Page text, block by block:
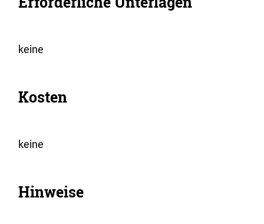
keine
Kosten
keine
Hinweise